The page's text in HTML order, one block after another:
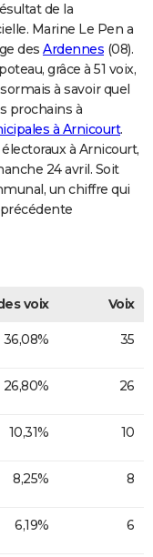
de la
Marine Le Pen a
des Ardennes (08).
grâce à 51 voix,
à savoir quel
prochains à
à Arnicourt.
à Arnicourt,
24 avril. Soit
un chiffre qui
voix
Voix
36,08% 35
26,80% 26
10,31% 10
8,25% 8
6,19% 6